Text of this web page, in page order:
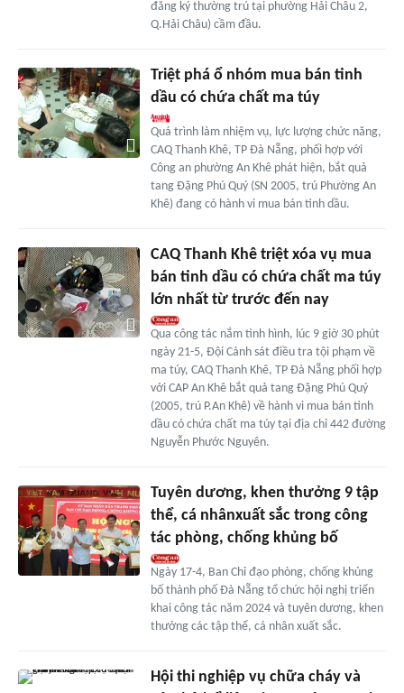
đăng ký thường trú tại phường Hải Châu 2,
Q.Hải Châu) cầm đầu.
Triệt phá ổ nhóm mua bán tinh
dầu có chứa chất ma túy
Quá trình làm nhiệm vụ, lực lượng chức năng,
CAQ Thanh Khê, TP Đà Nẵng, phối hợp với
Công an phường An Khê phát hiện, bắt quả
tang Đặng Phú Quý (SN 2005, trú Phường An
Khê) đang có hành vi mua bán tinh dầu.
CAQ Thanh Khê triệt xóa vụ mua
bán tinh dầu có chứa chất ma túy
lớn nhất từ trước đến nay
Qua công tác nắm tình hình, lúc 9 giờ 30 phút
ngày 21-5, Đội Cảnh sát điều tra tội phạm về
ma túy, CAQ Thanh Khê, TP Đà Nẵng phối hợp
với CAP An Khê bắt quả tang Đặng Phú Quý
(2005, trú P.An Khê) về hành vi mua bán tinh
dầu có chứa chất ma túy tại địa chỉ 442 đường
Nguyễn Phước Nguyên.
Tuyên dương, khen thưởng 9 tập
thể, cá nhânxuất sắc trong công
tác phòng, chống khủng bố
Ngày 17-4, Ban Chỉ đạo phòng, chống khủng
bố thành phố Đà Nẵng tổ chức hội nghị triển
khai công tác năm 2024 và tuyên dương, khen
thưởng các tập thể, cá nhân xuất sắc.
Hội thi nghiệp vụ chữa cháy và